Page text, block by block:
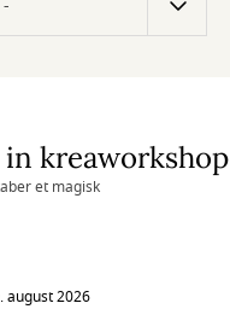
kreaworkshop
et magisk
august 2026